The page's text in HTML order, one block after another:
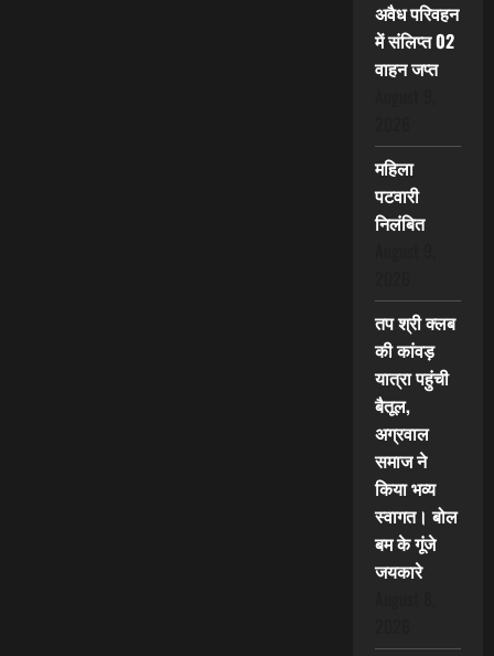
अवैध परिवहन
में संलिप्त 02
वाहन जप्त
महिला
पटवारी
निलंबित
तप श्री क्लब
की कांवड़
यात्रा पहुंची
बैतूल,
अग्रवाल
समाज ने
किया भव्य
स्वागत। बोल
बम के गूंजे
जयकारे